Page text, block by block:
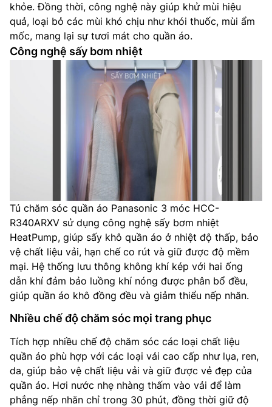
khỏe. Đồng thời, công nghệ này giúp khử mùi hiệu
quả, loại bỏ các mùi khó chịu như khói thuốc, mùi ẩm
mốc, mang lại sự tươi mát cho quần áo. ​
Công nghệ sấy bơm nhiệt
Tủ chăm sóc quần áo Panasonic 3 móc HCC-
R340ARXV sử dụng công nghệ sấy bơm nhiệt
HeatPump, giúp sấy khô quần áo ở nhiệt độ thấp, bảo
vệ chất liệu vải, hạn chế co rút và giữ được độ mềm
mại. Hệ thống lưu thông không khí kép với hai ống
dẫn khí đảm bảo luồng khí nóng được phân bổ đều,
giúp quần áo khô đồng đều và giảm thiểu nếp nhăn.
Nhiều chế độ chăm sóc mọi trang phục
Tích hợp nhiều chế độ chăm sóc các loại chất liệu
quần áo phù hợp với các loại vải cao cấp như lụa, ren,
da, giúp bảo vệ chất liệu vải và giữ được vẻ đẹp của
quần áo. Hơi nước nhẹ nhàng thấm vào vải để làm
phẳng nếp nhăn chỉ trong 30 phút, đồng thời giữ độ